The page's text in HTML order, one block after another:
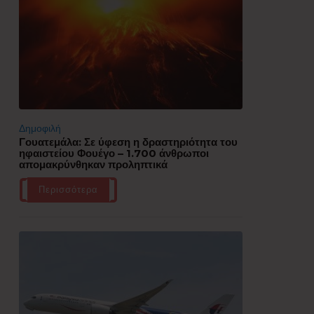
Δημοφιλή
Γουατεμάλα: Σε ύφεση η δραστηριότητα του
ηφαιστείου Φουέγο – 1.700 άνθρωποι
απομακρύνθηκαν προληπτικά
Περισσότερα